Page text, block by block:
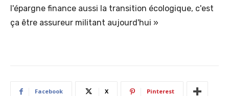
l'épargne finance aussi la transition écologique, c'est
ça être assureur militant aujourd'hui »
Facebook X Pinterest